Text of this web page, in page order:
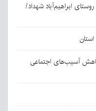
ابراهیم‌آباد شهداد/
کاهش آسیب‌های اجتماعی